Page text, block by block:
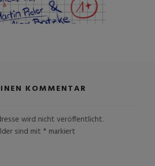
KOMMENTAR
wird nicht veröffentlicht.
sind mit * markiert